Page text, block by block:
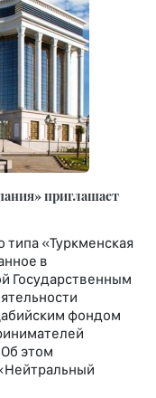
приглашает
«Туркменская
в
Государственным
фондом
этом